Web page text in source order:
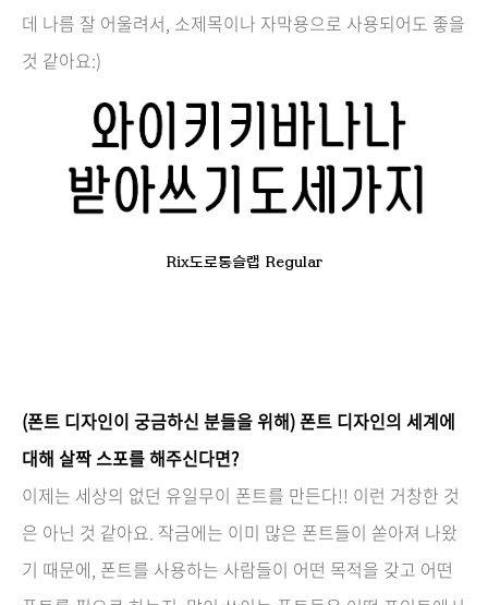
데 나름 잘 어울려서, 소제목이나 자막용으로 사용되어도 좋을
것 같아요:)
Rix도로롱슬랩 Regular
(폰트 디자인이 궁금하신 분들을 위해) 폰트 디자인의 세계에
대해 살짝 스포를 해주신다면?
이제는 세상의 없던 유일무이 폰트를 만든다!! 이런 거창한 것
은 아닌 것 같아요. 작금에는 이미 많은 폰트들이 쏟아져 나왔
기 때문에, 폰트를 사용하는 사람들이 어떤 목적을 갖고 어떤